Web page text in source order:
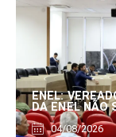
ENEL:
DA ENEL NÃO
04/08/2026